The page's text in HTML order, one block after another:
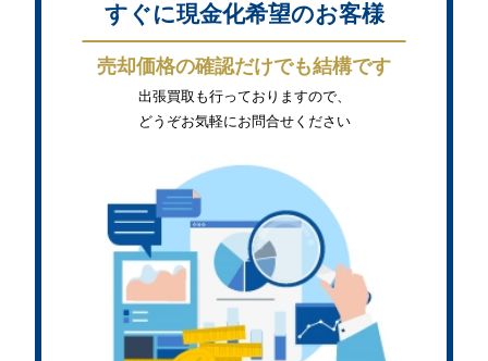
すぐに現金化希望のお客様
売却価格の確認だけでも結構です
出張買取も行っておりますので、
どうぞお気軽にお問合せください